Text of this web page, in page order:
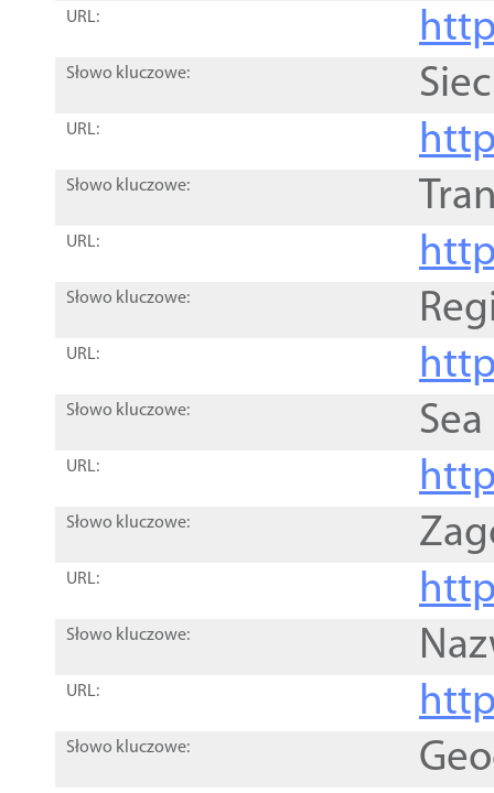
URL:
Słowo kluczowe:
URL:
Słowo kluczowe:
URL:
Słowo kluczowe:
URL:
Słowo kluczowe:
URL:
Słowo kluczowe:
URL:
Słowo kluczowe:
URL:
Słowo kluczowe: